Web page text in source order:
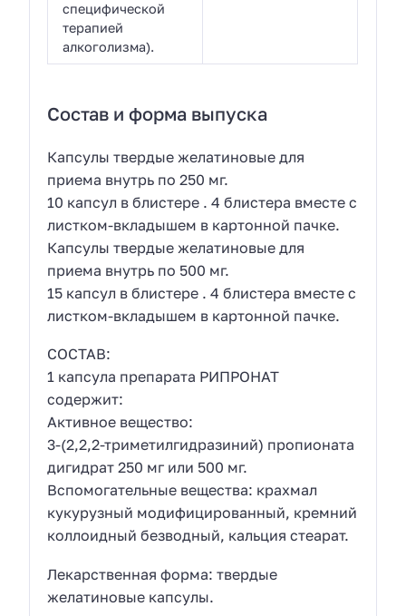
специфической
терапией
алкоголизма).
Состав и форма выпуска
Капсулы твердые желатиновые для
приема внутрь по 250 мг.
10 капсул в блистере . 4 блистерa вместе с
листком-вкладышем в картонной пачке.
Капсулы твердые желатиновые для
приема внутрь по 500 мг.
15 капсул в блистере . 4 блистерa вместе с
листком-вкладышем в картонной пачке.
СОСТАВ:
1 капсула препарата РИПРОНАТ
содержит:
Активное вещество:
3-(2,2,2-триметилгидразиний) пропионата
дигидрат 250 мг или 500 мг.
Вспомогательные вещества: крахмал
кукурузный модифицированный, кремний
коллоидный безводный, кальция стеарат.
Лекарственная форма: твердые
желатиновые капсулы.